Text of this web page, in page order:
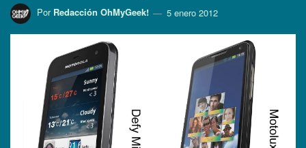
Por Redacción OhMyGeek! 5 enero 2012